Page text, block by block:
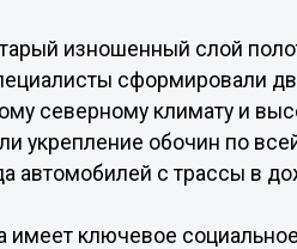
изношенный слой
сформировали
северному климату и
укрепление обочин по
автомобилей с трассы в
имеет ключевое